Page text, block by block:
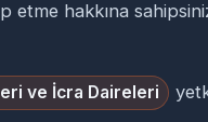
etme hakkına
ve İcra Daireleri